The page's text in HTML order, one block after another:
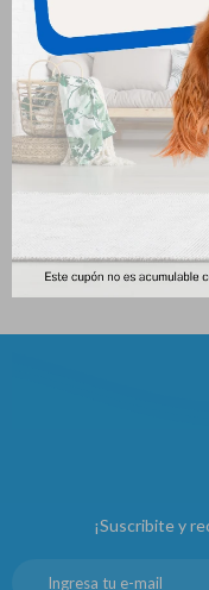
Musical Pequeña
¡Suscribite y